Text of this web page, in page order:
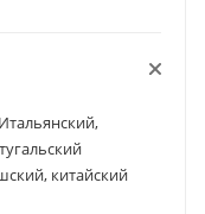
китайский